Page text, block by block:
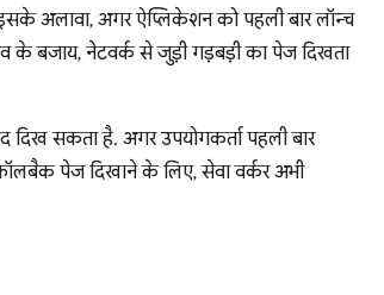
अलावा, अगर ऐप्लिकेशन को पहली बार लॉन्च
बजाय, नेटवर्क से जुड़ी गड़बड़ी का पेज दिखता
दिख सकता है. अगर उपयोगकर्ता पहली बार
पेज दिखाने के लिए, सेवा वर्कर अभी